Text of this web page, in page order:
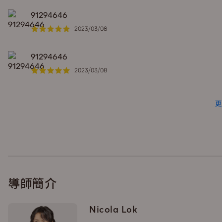
91294646
2023/03/08
91294646
2023/03/08
導師簡介
Nicola Lok